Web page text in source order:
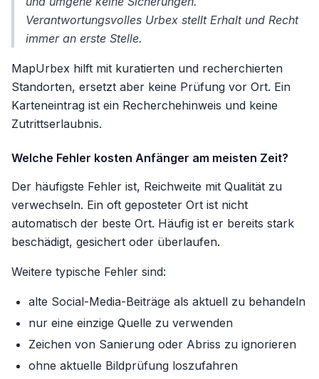
Verantwortungsvolles Urbex stellt Erhalt und Recht
immer an erste Stelle.
MapUrbex hilft mit kuratierten und recherchierten
Standorten, ersetzt aber keine Prüfung vor Ort. Ein
Karteneintrag ist ein Recherchehinweis und keine
Zutrittserlaubnis.
Welche Fehler kosten Anfänger am meisten Zeit?
Der häufigste Fehler ist, Reichweite mit Qualität zu
verwechseln. Ein oft geposteter Ort ist nicht
automatisch der beste Ort. Häufig ist er bereits stark
beschädigt, gesichert oder überlaufen.
Weitere typische Fehler sind:
alte Social-Media-Beiträge als aktuell zu behandeln
nur eine einzige Quelle zu verwenden
Zeichen von Sanierung oder Abriss zu ignorieren
ohne aktuelle Bildprüfung loszufahren